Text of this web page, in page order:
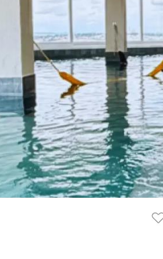
de Corretores
Verificado
imóveis